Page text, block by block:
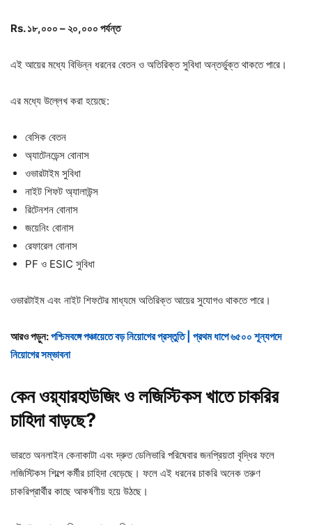
Rs.১৮,০০০ –২০,০০০ পর্যন্ত
এই আয়ের মধ্যে বিভিন্ন ধরনের বেতন ও অতিরিক্ত সুবিধা অন্তর্ভুক্ত থাকতে পারে।
এর মধ্যে উল্লেখ করা হয়েছে:
বেসিক বেতন
অ্যাটেনডেন্স বোনাস
ওভারটাইম সুবিধা
নাইট শিফট অ্যালাউন্স
রিটেনশন বোনাস
জয়েনিং বোনাস
রেফারেল বোনাস
PF ও ESIC সুবিধা
ওভারটাইম এবং নাইট শিফটের মাধ্যমে অতিরিক্ত আয়ের সুযোগও থাকতে পারে।
আরও পড়ুন:পশ্চিমবঙ্গে পঞ্চায়েতে বড় নিয়োগের প্রস্তুতি | প্রথম ধাপে ৬৫০০ শূন্যপদে
নিয়োগের সম্ভাবনা
কেনওয়্যারহাউজিংওলজিস্টিকসখাতেচাকরির
চাহিদাবাড়ছে?
ভারতে অনলাইন কেনাকাটা এবং দ্রুত ডেলিভারি পরিষেবার জনপ্রিয়তা বৃদ্ধির ফলে
লজিস্টিকস শিল্পে কর্মীর চাহিদা বেড়েছে। ফলে এই ধরনের চাকরি অনেক তরুণ
চাকরিপ্রার্থীর কাছে আকর্ষণীয় হয়ে উঠছে।